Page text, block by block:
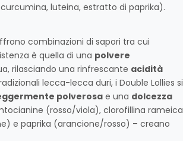
luteina, estratto di paprika).
combinazioni di sapori tra cui
è quella di una polvere
rilasciando una rinfrescante acidità
lecca-lecca duri, i Double Lollies si
polverosae una dolcezza
(rosso/viola), clorofillina rameica
e paprika (arancione/rosso) – creano